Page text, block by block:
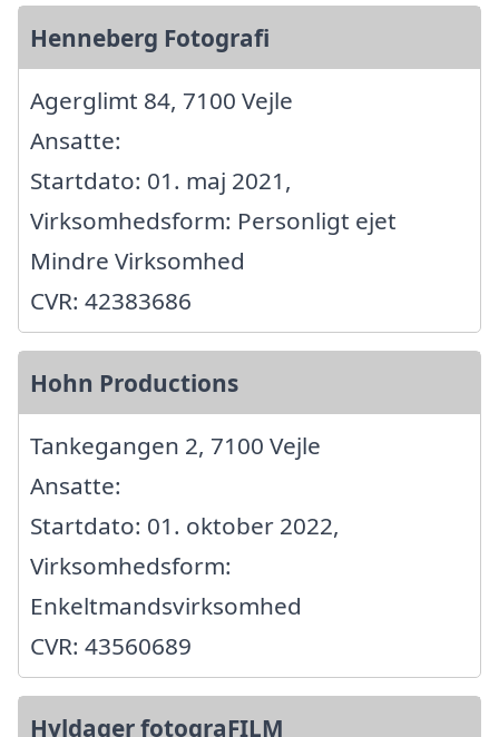
Henneberg Fotografi
Agerglimt 84, 7100 Vejle
Ansatte:
Startdato: 01. maj 2021,
Virksomhedsform: Personligt ejet
Mindre Virksomhed
CVR: 42383686
Hohn Productions
Tankegangen 2, 7100 Vejle
Ansatte:
Startdato: 01. oktober 2022,
Virksomhedsform:
Enkeltmandsvirksomhed
CVR: 43560689
Hyldager fotograFILM